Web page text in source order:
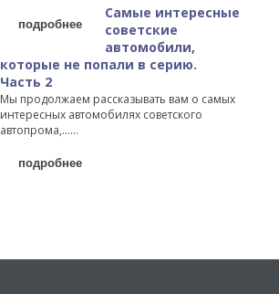
подробнее
Самые интересные
советские
автомобили,
которые не попали в серию.
Часть 2
Мы продолжаем рассказывать вам о самых
интересных автомобилях советского
автопрома,…...
подробнее